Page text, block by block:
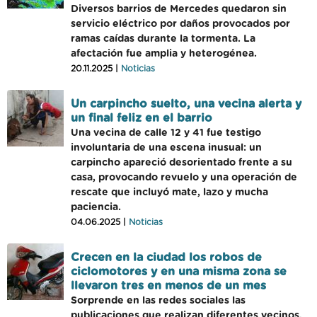
Diversos barrios de Mercedes quedaron sin
servicio eléctrico por daños provocados por
ramas caídas durante la tormenta. La
afectación fue amplia y heterogénea.
20.11.2025 | Noticias
Un carpincho suelto, una vecina alerta y
un final feliz en el barrio
Una vecina de calle 12 y 41 fue testigo
involuntaria de una escena inusual: un
carpincho apareció desorientado frente a su
casa, provocando revuelo y una operación de
rescate que incluyó mate, lazo y mucha
paciencia.
04.06.2025 | Noticias
Crecen en la ciudad los robos de
ciclomotores y en una misma zona se
llevaron tres en menos de un mes
Sorprende en las redes sociales las